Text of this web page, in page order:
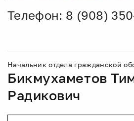
Телефон: 8 (908)
Начальник отдела гражданской
Бикмухаметов
Радикович